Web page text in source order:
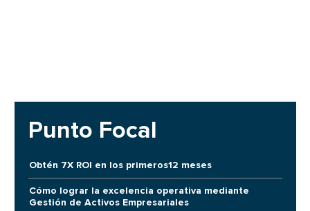
Punto Focal
Obtén 7X ROI en los primeros12 meses
Cómo lograr la excelencia operativa mediante
Gestión de Activos Empresariales